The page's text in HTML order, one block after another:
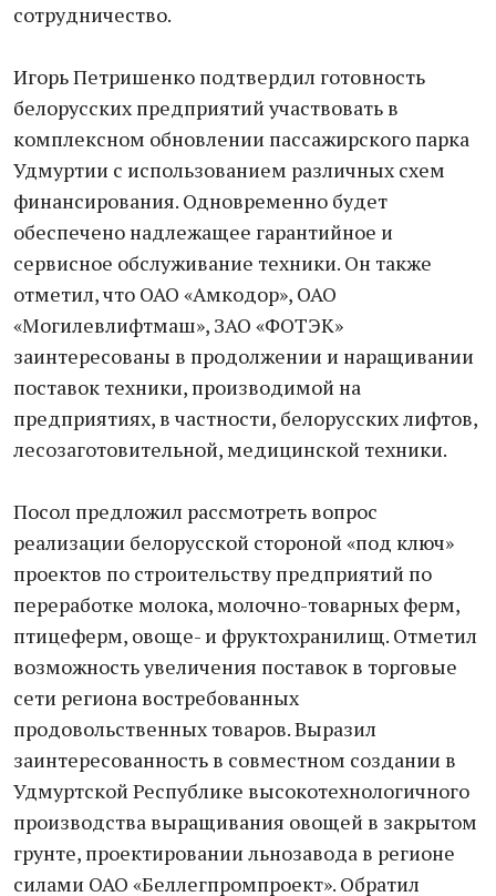
сотрудничество.
Игорь Петришенко подтвердил готовность
белорусских предприятий участвовать в
комплексном обновлении пассажирского парка
Удмуртии с использованием различных схем
финансирования. Одновременно будет
обеспечено надлежащее гарантийное и
сервисное обслуживание техники. Он также
отметил, что ОАО «Амкодор», ОАО
«Могилевлифтмаш», ЗАО «ФОТЭК»
заинтересованы в продолжении и наращивании
поставок техники, производимой на
предприятиях, в частности, белорусских лифтов,
лесозаготовительной, медицинской техники.
Посол предложил рассмотреть вопрос
реализации белорусской стороной «под ключ»
проектов по строительству предприятий по
переработке молока, молочно-товарных ферм,
птицеферм, овоще- и фруктохранилищ. Отметил
возможность увеличения поставок в торговые
сети региона востребованных
продовольственных товаров. Выразил
заинтересованность в совместном создании в
Удмуртской Республике высокотехнологичного
производства выращивания овощей в закрытом
грунте, проектировании льнозавода в регионе
силами ОАО «Беллегпромпроект». Обратил